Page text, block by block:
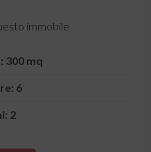
immobile
300 mq
6
2